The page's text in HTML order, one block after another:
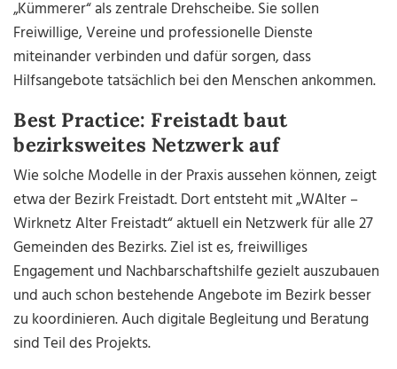
„Kümmerer“ als zentrale Drehscheibe. Sie sollen
Freiwillige, Vereine und professionelle Dienste
miteinander verbinden und dafür sorgen, dass
Hilfsangebote tatsächlich bei den Menschen ankommen.
Best Practice: Freistadt baut
bezirksweites Netzwerk auf
Wie solche Modelle in der Praxis aussehen können, zeigt
etwa der Bezirk Freistadt. Dort entsteht mit „WAlter –
Wirknetz Alter Freistadt“ aktuell ein Netzwerk für alle 27
Gemeinden des Bezirks. Ziel ist es, freiwilliges
Engagement und Nachbarschaftshilfe gezielt auszubauen
und auch schon bestehende Angebote im Bezirk besser
zu koordinieren. Auch digitale Begleitung und Beratung
sind Teil des Projekts.